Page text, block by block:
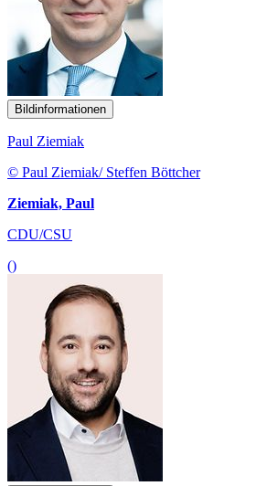
Bildinformationen
Paul Ziemiak
© Paul Ziemiak/ Steffen Böttcher
Ziemiak, Paul
CDU/CSU
()